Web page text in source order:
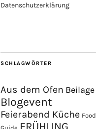
Datenschutzerklärung
SCHLAGWÖRTER
Aus dem Ofen Beilage
Blogevent
Feierabend Küche Food
FRÜHLING